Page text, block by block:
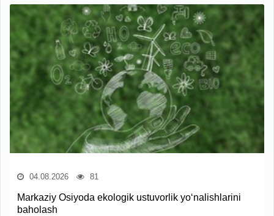
04.08.2026 81
Markaziy Osiyoda ekologik ustuvorlik yo‘nalishlarini
baholash